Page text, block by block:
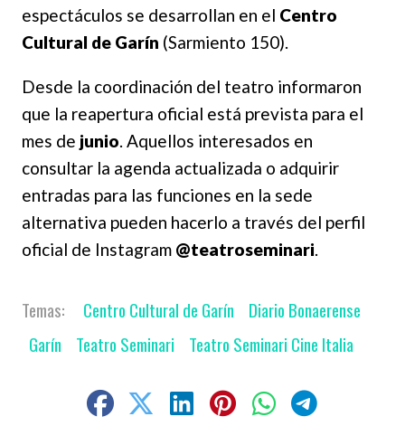
espectáculos se desarrollan en el Centro
Cultural de Garín (Sarmiento 150).
Desde la coordinación del teatro informaron
que la reapertura oficial está prevista para el
mes de junio. Aquellos interesados en
consultar la agenda actualizada o adquirir
entradas para las funciones en la sede
alternativa pueden hacerlo a través del perfil
oficial de Instagram @teatroseminari.
Centro Cultural de Garín
Diario Bonaerense
Garín
Teatro Seminari Teatro Seminari Cine Italia